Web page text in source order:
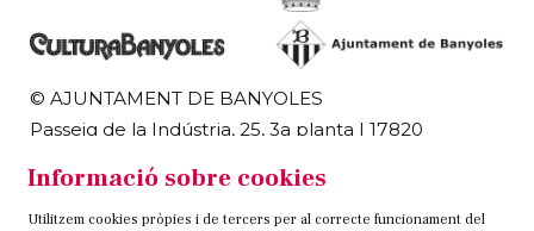
© AJUNTAMENT DE BANYOLES
Passeig de la Indústria, 25, 3a planta | 17820
972 58 18 48 | 972 57 00 50
Informació sobre cookies
Utilitzem cookies pròpies i de tercers per al correcte funcionament del